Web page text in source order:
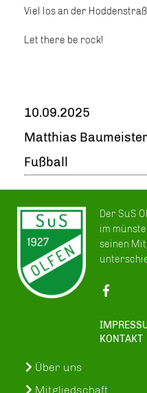
Viel los an der
Let there be rock!
10.09.2025
Matthias
Fußball
Der SuS
im
seinen
KONTAKT
Über uns
Mitgliedschaft